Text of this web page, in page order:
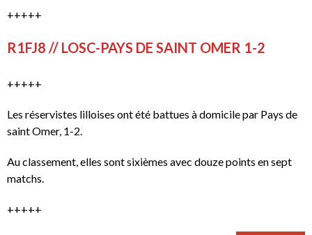
+++++
R1FJ8 // LOSC-PAYS DE SAINT OMER 1-2
+++++
Les réservistes lilloises ont été battues à domicile par Pays de
saint Omer, 1-2.
Au classement, elles sont sixièmes avec douze points en sept
matchs.
+++++